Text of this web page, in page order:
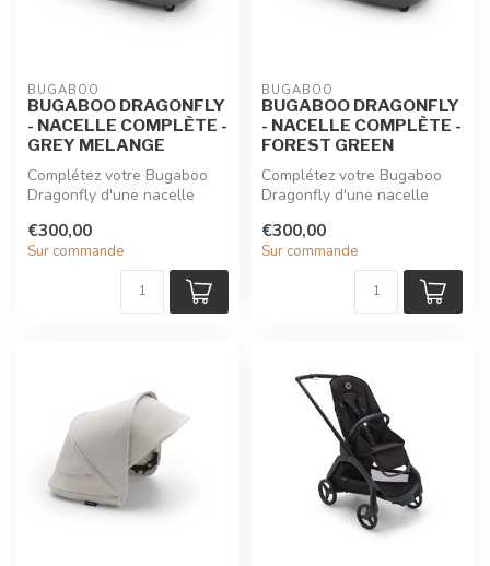
BUGABOO
BUGABOO DRAGONFLY
- NACELLE COMPLÈTE -
GREY MELANGE
Complétez votre Bugaboo
Dragonfly d'une nacelle
en ...
€300,00
Sur commande
BUGABOO
BUGABOO DRAGONFLY
- NACELLE COMPLÈTE -
FOREST GREEN
Complétez votre Bugaboo
Dragonfly d'une nacelle
en ...
€300,00
Sur commande